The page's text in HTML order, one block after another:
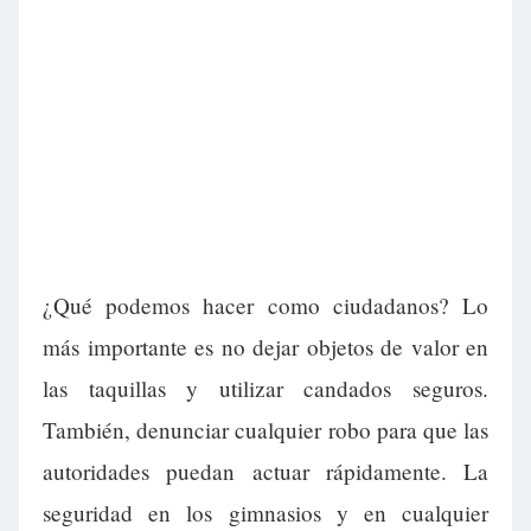
¿Qué podemos hacer como ciudadanos? Lo
más importante es no dejar objetos de valor en
las taquillas y utilizar candados seguros.
También, denunciar cualquier robo para que las
autoridades puedan actuar rápidamente. La
seguridad en los gimnasios y en cualquier